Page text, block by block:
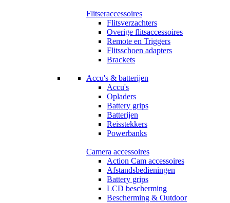
Flitseraccessoires
Flitsverzachters
Overige flitsaccessoires
Remote en Triggers
Flitsschoen adapters
Brackets
Accu's & batterijen
Accu's
Opladers
Battery grips
Batterijen
Reisstekkers
Powerbanks
Camera accessoires
Action Cam accessoires
Afstandsbedieningen
Battery grips
LCD bescherming
Bescherming & Outdoor